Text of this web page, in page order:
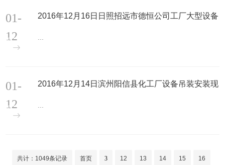
2016年12月16日日照招远市德恒公司工厂大型设备
...
01-
12
2016年12月14日滨州阳信县化工厂设备吊装安装现
...
01-
12
共计：1049条记录 首页 3 12 13 14 15 16